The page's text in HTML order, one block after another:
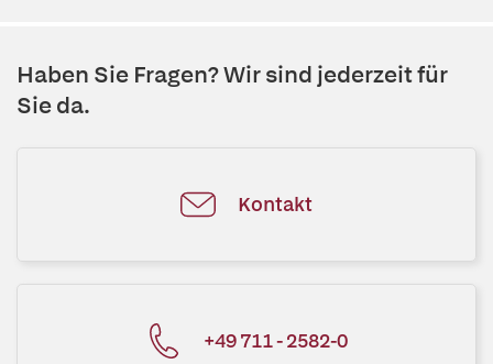
Haben Sie Fragen? Wir sind jederzeit für
Sie da.
Kontakt
+49 711 - 2582-0